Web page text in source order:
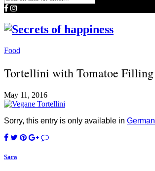
Food
Tortellini with Tomatoe Filling
May 11, 2016
Sorry, this entry is only available in German
Sara